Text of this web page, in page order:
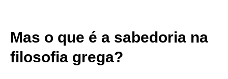
Mas o que é a sabedoria na
filosofia grega?